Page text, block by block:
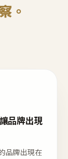
。
品牌出現
品牌出現在